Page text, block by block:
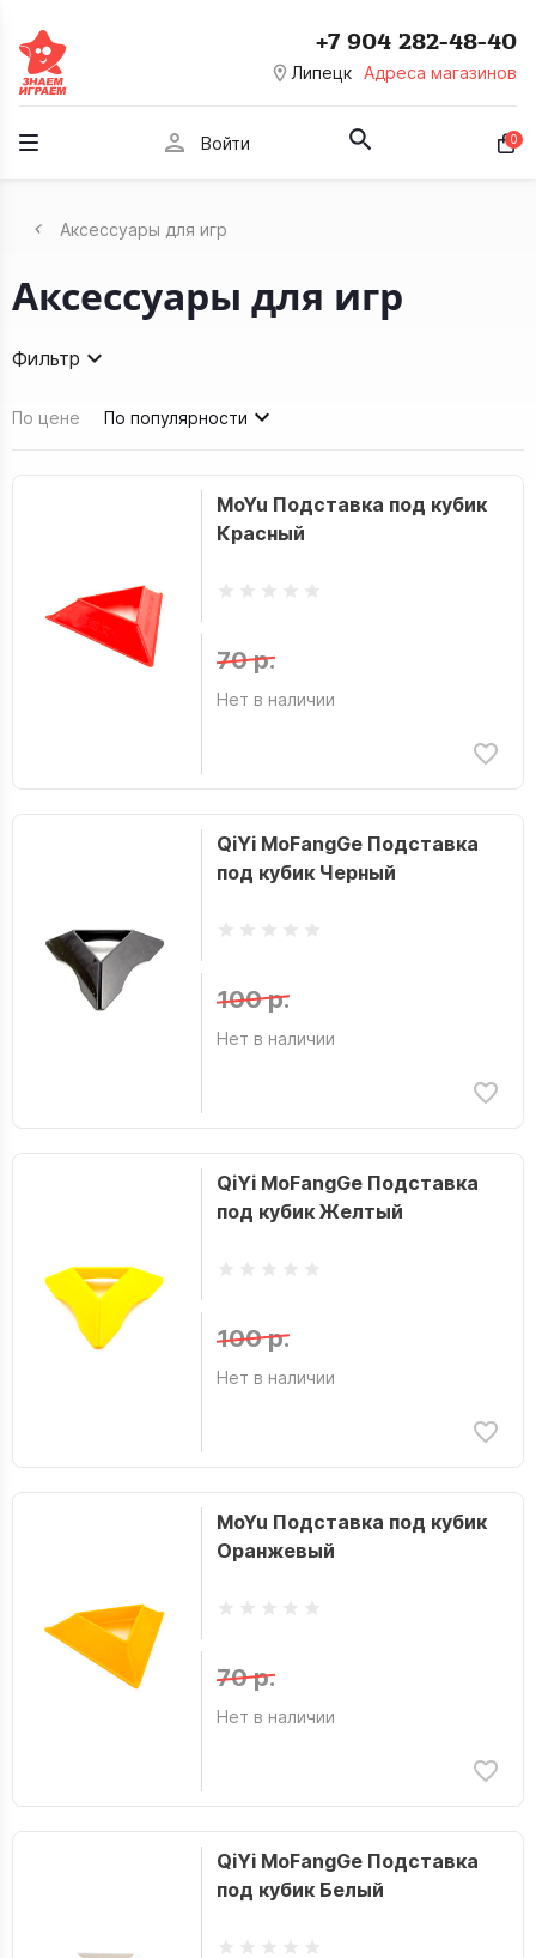
room Липецк Адреса магазинов
+7 904 282-48-40
person Войти 0
Аксессуары для игр
Аксессуары для игр
Фильтр
По цене По популярности
MoYu Подставка под кубик
Красный
70 р.
Нет в наличии
QiYi MoFangGe Подставка
под кубик Черный
100 р.
Нет в наличии
QiYi MoFangGe Подставка
под кубик Желтый
100 р.
Нет в наличии
MoYu Подставка под кубик
Оранжевый
70 р.
Нет в наличии
QiYi MoFangGe Подставка
под кубик Белый